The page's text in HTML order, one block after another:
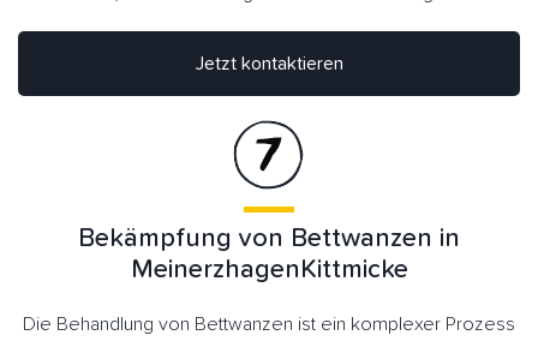
Jetzt kontaktieren
Bekämpfung von Bettwanzen in
MeinerzhagenKittmicke
Die Behandlung von Bettwanzen ist ein komplexer Prozess